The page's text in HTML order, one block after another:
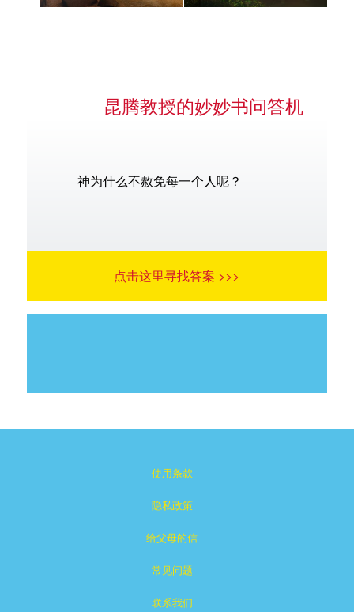
昆腾教授的妙妙书问答机
神为什么不赦免每一个人呢？
点击这里寻找答案 >>>
使用条款
隐私政策
给父母的信
常见问题
联系我们